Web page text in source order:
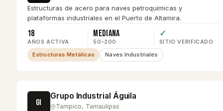
Estructuras de acero para naves petroquímicas y
plataformas industriales en el Puerto de Altamira.
18
AÑOS ACTIVA
Mediana
50–200
✓
SITIO VERIFICADO
Estructuras Metálicas Naves Industriales
GI
Grupo Industrial Águila
Tampico, Tamaulipas